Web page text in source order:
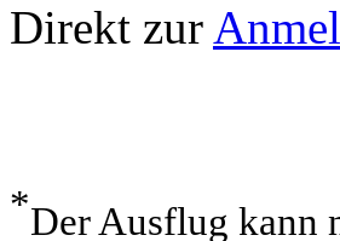
Direkt zur
*Der Ausflug kann